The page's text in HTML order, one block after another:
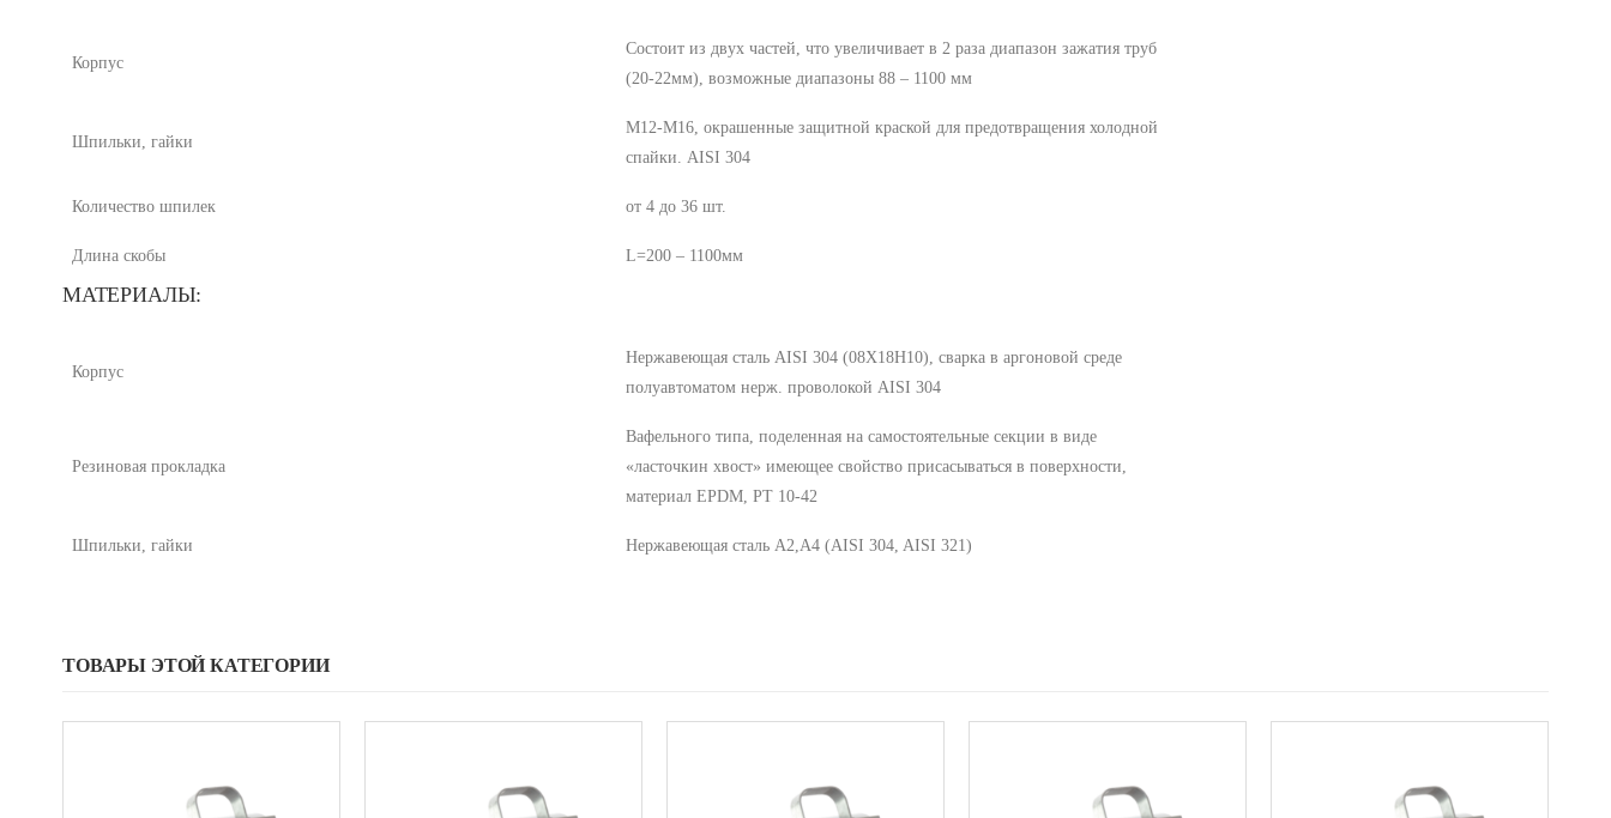
Корпус
Cостоит из двух частей, что увеличивает в 2 раза диапазон зажатия труб
(20-22мм), возможные диапазоны 88 – 1100 мм
Шпильки, гайки
М12-М16, окрашенные защитной краской для предотвращения холодной
спайки. AISI 304
Количество шпилек от 4 до 36 шт.
Длина скобы L=200 – 1100мм
МАТЕРИАЛЫ:
Корпус
Нержавеющая сталь AISI 304 (08Х18Н10), сварка в аргоновой среде
полуавтоматом нерж. проволокой AISI 304
Резиновая прокладка
Вафельного типа, поделенная на самостоятельные секции в виде
«ласточкин хвост» имеющее свойство присасываться в поверхности,
материал EPDM, РТ 10-42
Шпильки, гайки Нержавеющая сталь A2,A4 (AISI 304, AISI 321)
ТОВАРЫ ЭТОЙ КАТЕГОРИИ